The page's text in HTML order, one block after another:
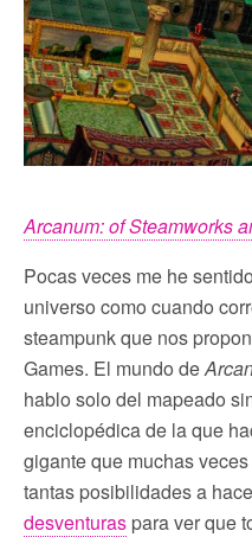
Arcanum: of Steamworks
Pocas veces me he
universo como cuando
steampunk que nos
Games. El mundo de
hablo solo del mapeado
enciclopédica de la que
gigante que muchas
tantas posibilidades a
desventuras para ver que